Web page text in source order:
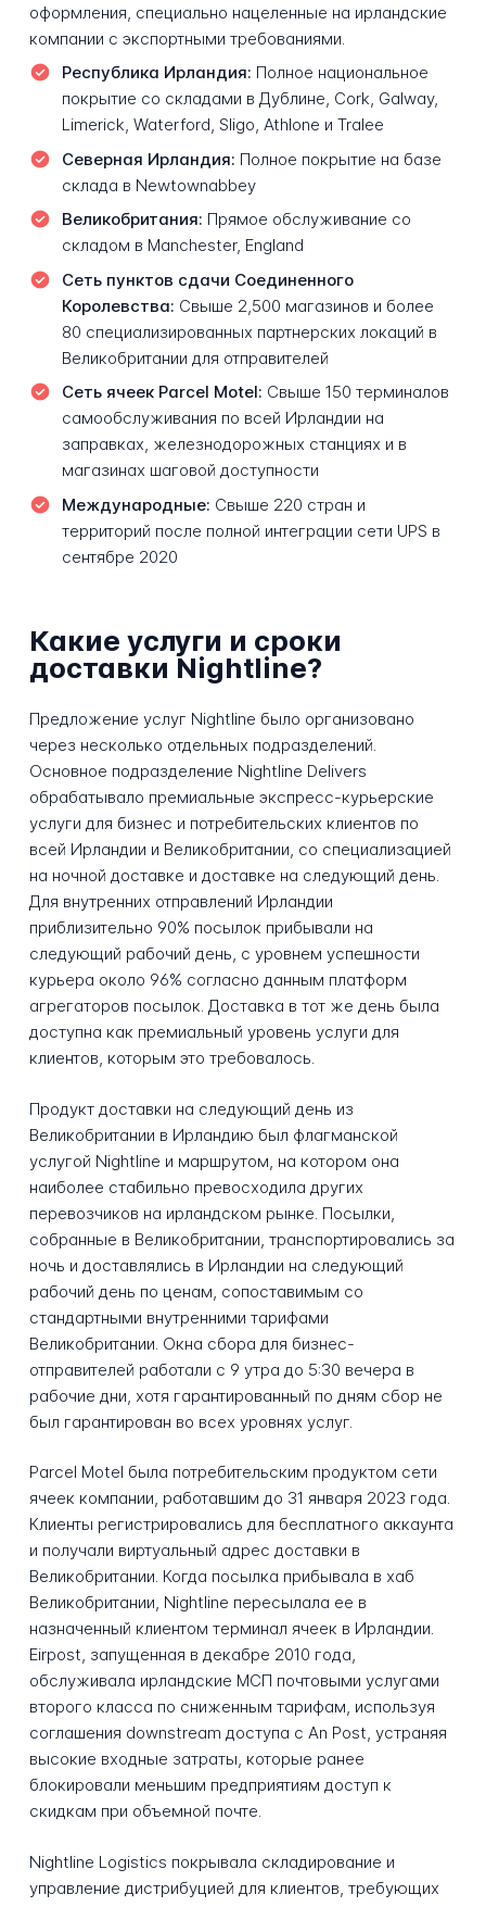
оформления, специально нацеленные на ирландские
компании с экспортными требованиями.
Республика Ирландия: Полное национальное
покрытие со складами в Дублине, Cork, Galway,
Limerick, Waterford, Sligo, Athlone и Tralee
Северная Ирландия: Полное покрытие на базе
склада в Newtownabbey
Великобритания: Прямое обслуживание со
складом в Manchester, England
Сеть пунктов сдачи Соединенного
Королевства: Свыше 2,500 магазинов и более
80 специализированных партнерских локаций в
Великобритании для отправителей
Сеть ячеек Parcel Motel: Свыше 150 терминалов
самообслуживания по всей Ирландии на
заправках, железнодорожных станциях и в
магазинах шаговой доступности
Международные: Свыше 220 стран и
территорий после полной интеграции сети UPS в
сентябре 2020
Какие услуги и сроки
доставки Nightline?
Предложение услуг Nightline было организовано
через несколько отдельных подразделений.
Основное подразделение Nightline Delivers
обрабатывало премиальные экспресс-курьерские
услуги для бизнес и потребительских клиентов по
всей Ирландии и Великобритании, со специализацией
на ночной доставке и доставке на следующий день.
Для внутренних отправлений Ирландии
приблизительно 90% посылок прибывали на
следующий рабочий день, с уровнем успешности
курьера около 96% согласно данным платформ
агрегаторов посылок. Доставка в тот же день была
доступна как премиальный уровень услуги для
клиентов, которым это требовалось.
Продукт доставки на следующий день из
Великобритании в Ирландию был флагманской
услугой Nightline и маршрутом, на котором она
наиболее стабильно превосходила других
перевозчиков на ирландском рынке. Посылки,
собранные в Великобритании, транспортировались за
ночь и доставлялись в Ирландии на следующий
рабочий день по ценам, сопоставимым со
стандартными внутренними тарифами
Великобритании. Окна сбора для бизнес-
отправителей работали с 9 утра до 5:30 вечера в
рабочие дни, хотя гарантированный по дням сбор не
был гарантирован во всех уровнях услуг.
Parcel Motel была потребительским продуктом сети
ячеек компании, работавшим до 31 января 2023 года.
Клиенты регистрировались для бесплатного аккаунта
и получали виртуальный адрес доставки в
Великобритании. Когда посылка прибывала в хаб
Великобритании, Nightline пересылала ее в
назначенный клиентом терминал ячеек в Ирландии.
Eirpost, запущенная в декабре 2010 года,
обслуживала ирландские МСП почтовыми услугами
второго класса по сниженным тарифам, используя
соглашения downstream доступа с An Post, устраняя
высокие входные затраты, которые ранее
блокировали меньшим предприятиям доступ к
скидкам при объемной почте.
Nightline Logistics покрывала складирование и
управление дистрибуцией для клиентов, требующих